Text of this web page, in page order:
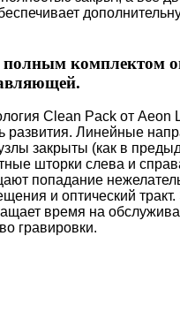
полным комплектом
Clean Pack от Aeon
развития. Линейные
закрыты (как в
шторки слева и
попадание
и оптический тракт.
время на
гравировки.